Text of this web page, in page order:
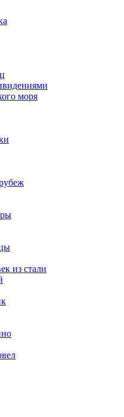
моря
из стали